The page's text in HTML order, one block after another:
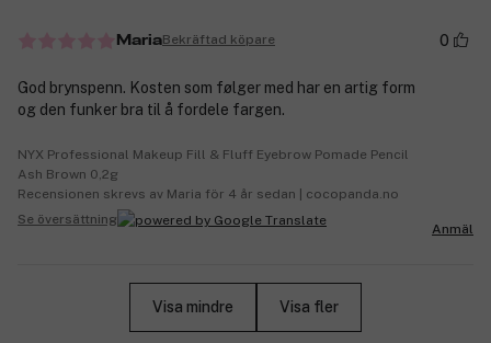
MariaBekräftad köpare 0
God brynspenn. Kosten som følger med har en artig form
og den funker bra til å fordele fargen.
NYX Professional Makeup Fill & Fluff Eyebrow Pomade Pencil
Ash Brown 0,2g
Recensionen skrevs av Maria för 4 år sedan | cocopanda.no
Se översättning
Anmäl
Visa mindre Visa fler